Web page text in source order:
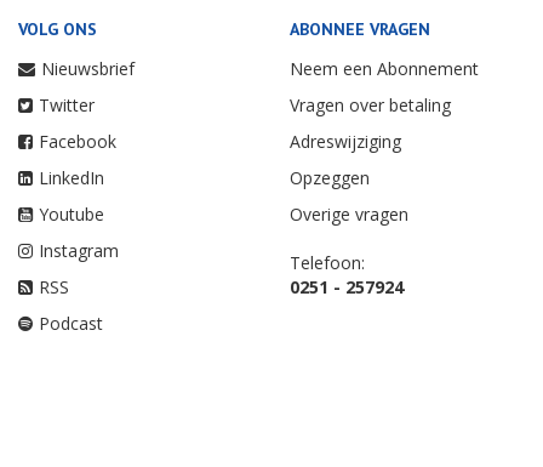
VOLG ONS
Nieuwsbrief
Twitter
Facebook
LinkedIn
Youtube
Instagram
RSS
Podcast
ABONNEE VRAGEN
Neem een Abonnement
Vragen over betaling
Adreswijziging
Opzeggen
Overige vragen
Telefoon:
0251 - 257924